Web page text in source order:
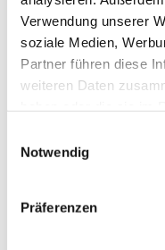
Verwendung unserer
soziale Medien,
Partner führen diese
weiteren Daten
Notwendig
Präferenzen